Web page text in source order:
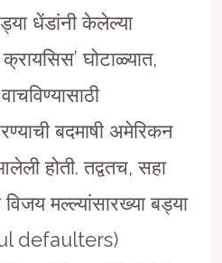
धेंडांनी केलेल्या
घोटाळ्यात,
बदमाषी अमेरिकन
होती. तद्वतच, सहा
मल्ल्यांसारख्या बड्या
defaulters)